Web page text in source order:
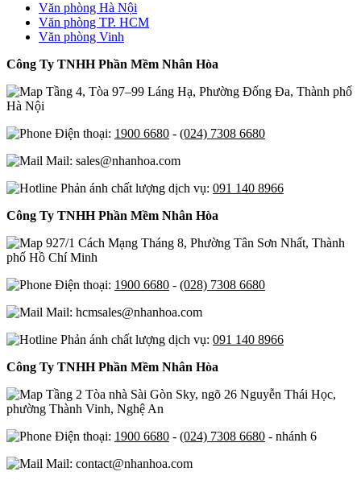
Văn phòng Hà Nội
Văn phòng TP. HCM
Văn phòng Vinh
Công Ty TNHH Phần Mềm Nhân Hòa
Tầng 4, Tòa 97–99 Láng Hạ, Phường Đống Đa, Thành phố
Hà Nội
Điện thoại: 1900 6680 - (024) 7308 6680
Mail: sales@nhanhoa.com
Phản ánh chất lượng dịch vụ: 091 140 8966
Công Ty TNHH Phần Mềm Nhân Hòa
927/1 Cách Mạng Tháng 8, Phường Tân Sơn Nhất, Thành
phố Hồ Chí Minh
Điện thoại: 1900 6680 - (028) 7308 6680
Mail: hcmsales@nhanhoa.com
Phản ánh chất lượng dịch vụ: 091 140 8966
Công Ty TNHH Phần Mềm Nhân Hòa
Tầng 2 Tòa nhà Sài Gòn Sky, ngõ 26 Nguyễn Thái Học,
phường Thành Vinh, Nghệ An
Điện thoại: 1900 6680 - (024) 7308 6680 - nhánh 6
Mail: contact@nhanhoa.com